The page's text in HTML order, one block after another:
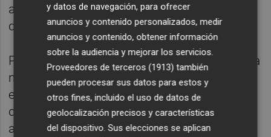
aborda uns tipus de patologies i trastorns
derivats de l'obesitat o sobrepés.
Però aquest no és l'únic àmbit que treballa la
nutricionista de Xert, que també està
especialitzada en nutrició esportiva i ofereix
diferents plans per a mantindre una
alimentació equilibrada que ajude les
y datos de navegación, para ofrecer
anuncios y contenido personalizados, medir
anuncios y contenido, obtener información
sobre la audiencia y mejorar los servicios.
Proveedores de terceros (1913) también
pueden procesar sus datos para estos y
otros fines, incluido el uso de datos de
geolocalización precisos y características
del dispositivo. Sus elecciones se aplican